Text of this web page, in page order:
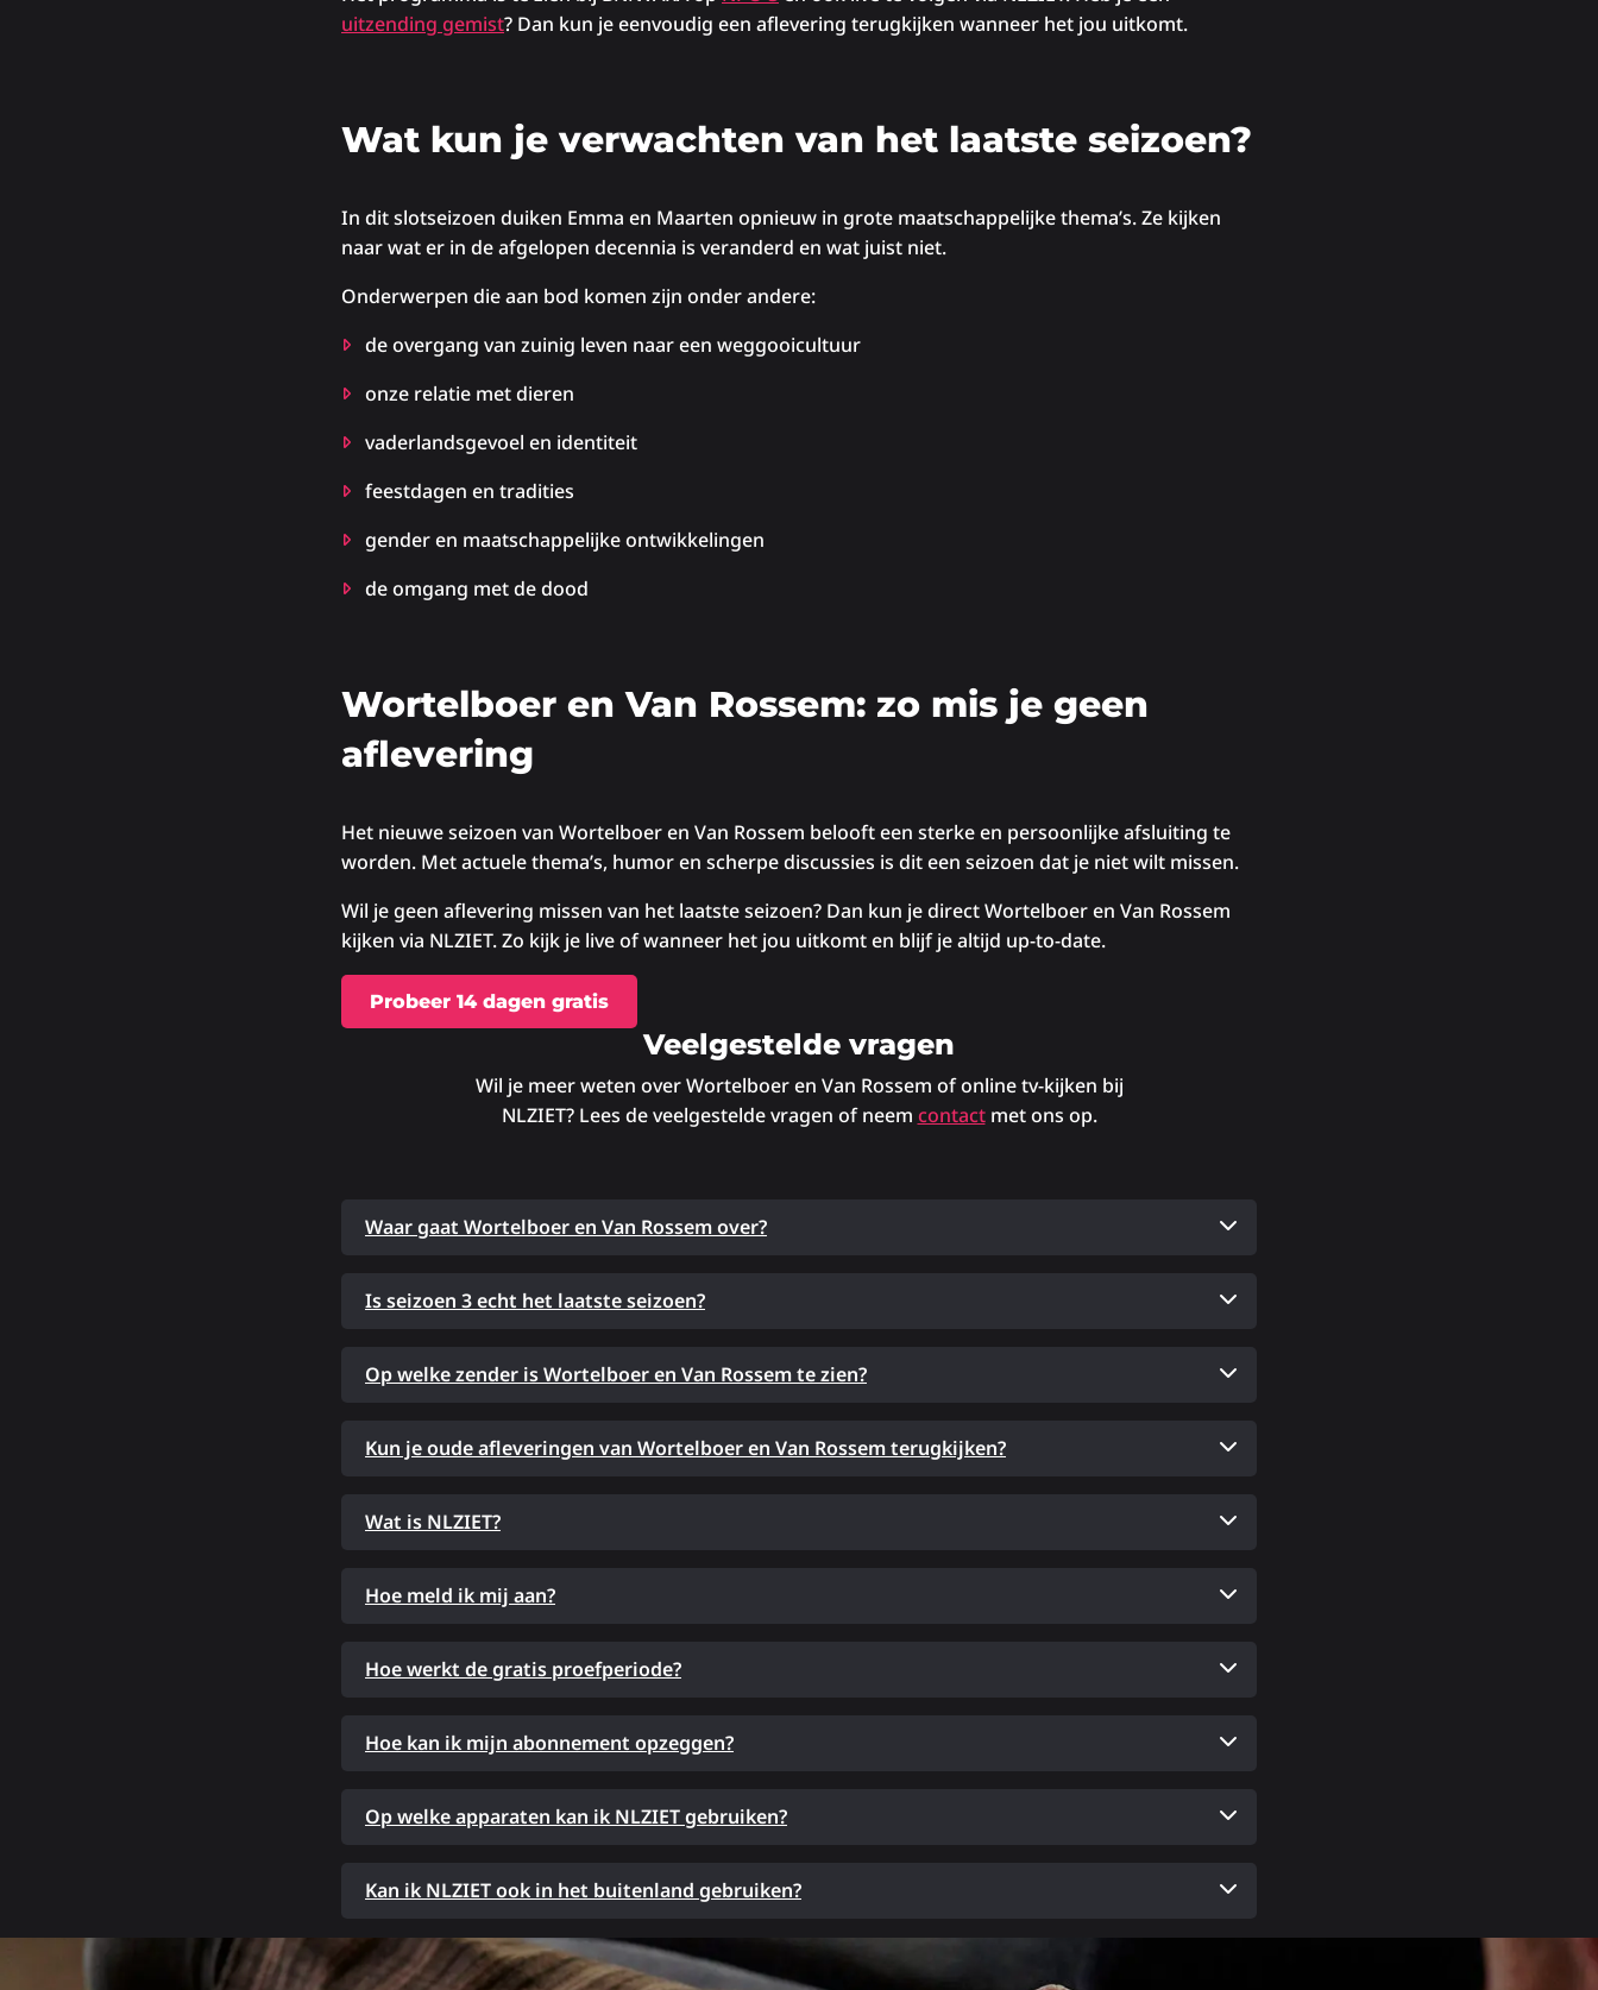
uitzending gemist? Dan kun je eenvoudig een aflevering terugkijken wanneer het jou uitkomt.
Wat kun je verwachten van het laatste seizoen?
In dit slotseizoen duiken Emma en Maarten opnieuw in grote maatschappelijke thema’s. Ze kijken
naar wat er in de afgelopen decennia is veranderd en wat juist niet.
Onderwerpen die aan bod komen zijn onder andere:
de overgang van zuinig leven naar een weggooicultuur
onze relatie met dieren
vaderlandsgevoel en identiteit
feestdagen en tradities
gender en maatschappelijke ontwikkelingen
de omgang met de dood
Wortelboer en Van Rossem: zo mis je geen
aflevering
Het nieuwe seizoen van Wortelboer en Van Rossem belooft een sterke en persoonlijke afsluiting te
worden. Met actuele thema’s, humor en scherpe discussies is dit een seizoen dat je niet wilt missen.
Wil je geen aflevering missen van het laatste seizoen? Dan kun je direct Wortelboer en Van Rossem
kijken via NLZIET. Zo kijk je live of wanneer het jou uitkomt en blijf je altijd up-to-date.
Probeer 14 dagen gratis
Veelgestelde vragen
Wil je meer weten over Wortelboer en Van Rossem of online tv-kijken bij
NLZIET? Lees de veelgestelde vragen of neem contactmet ons op.
Waar gaat Wortelboer en Van Rossem over?
Is seizoen 3 echt het laatste seizoen?
Op welke zender is Wortelboer en Van Rossem te zien?
Kun je oude afleveringen van Wortelboer en Van Rossem terugkijken?
Wat is NLZIET?
Hoe meld ik mij aan?
Hoe werkt de gratis proefperiode?
Hoe kan ik mijn abonnement opzeggen?
Op welke apparaten kan ik NLZIET gebruiken?
Kan ik NLZIET ook in het buitenland gebruiken?